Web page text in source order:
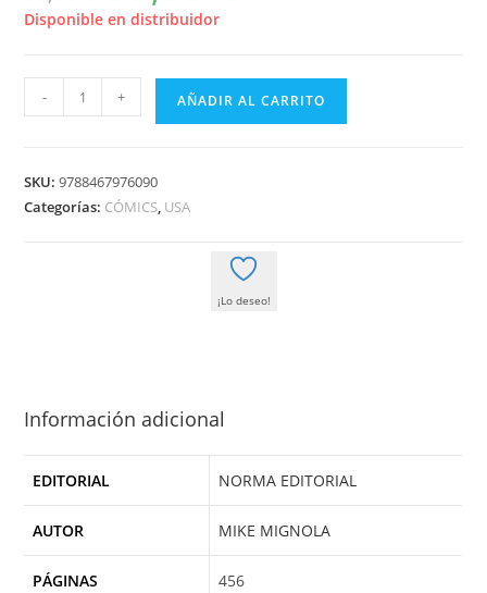
era:
Disponible en distribuidor
SAPIEN
cantidad
- + AÑADIR AL CARRITO
SKU:9788467976090
Categorías: CÓMICS, USA
¡Lo deseo!
Información adicional
EDITORIAL NORMA EDITORIAL
AUTOR MIKE MIGNOLA
PÁGINAS 456